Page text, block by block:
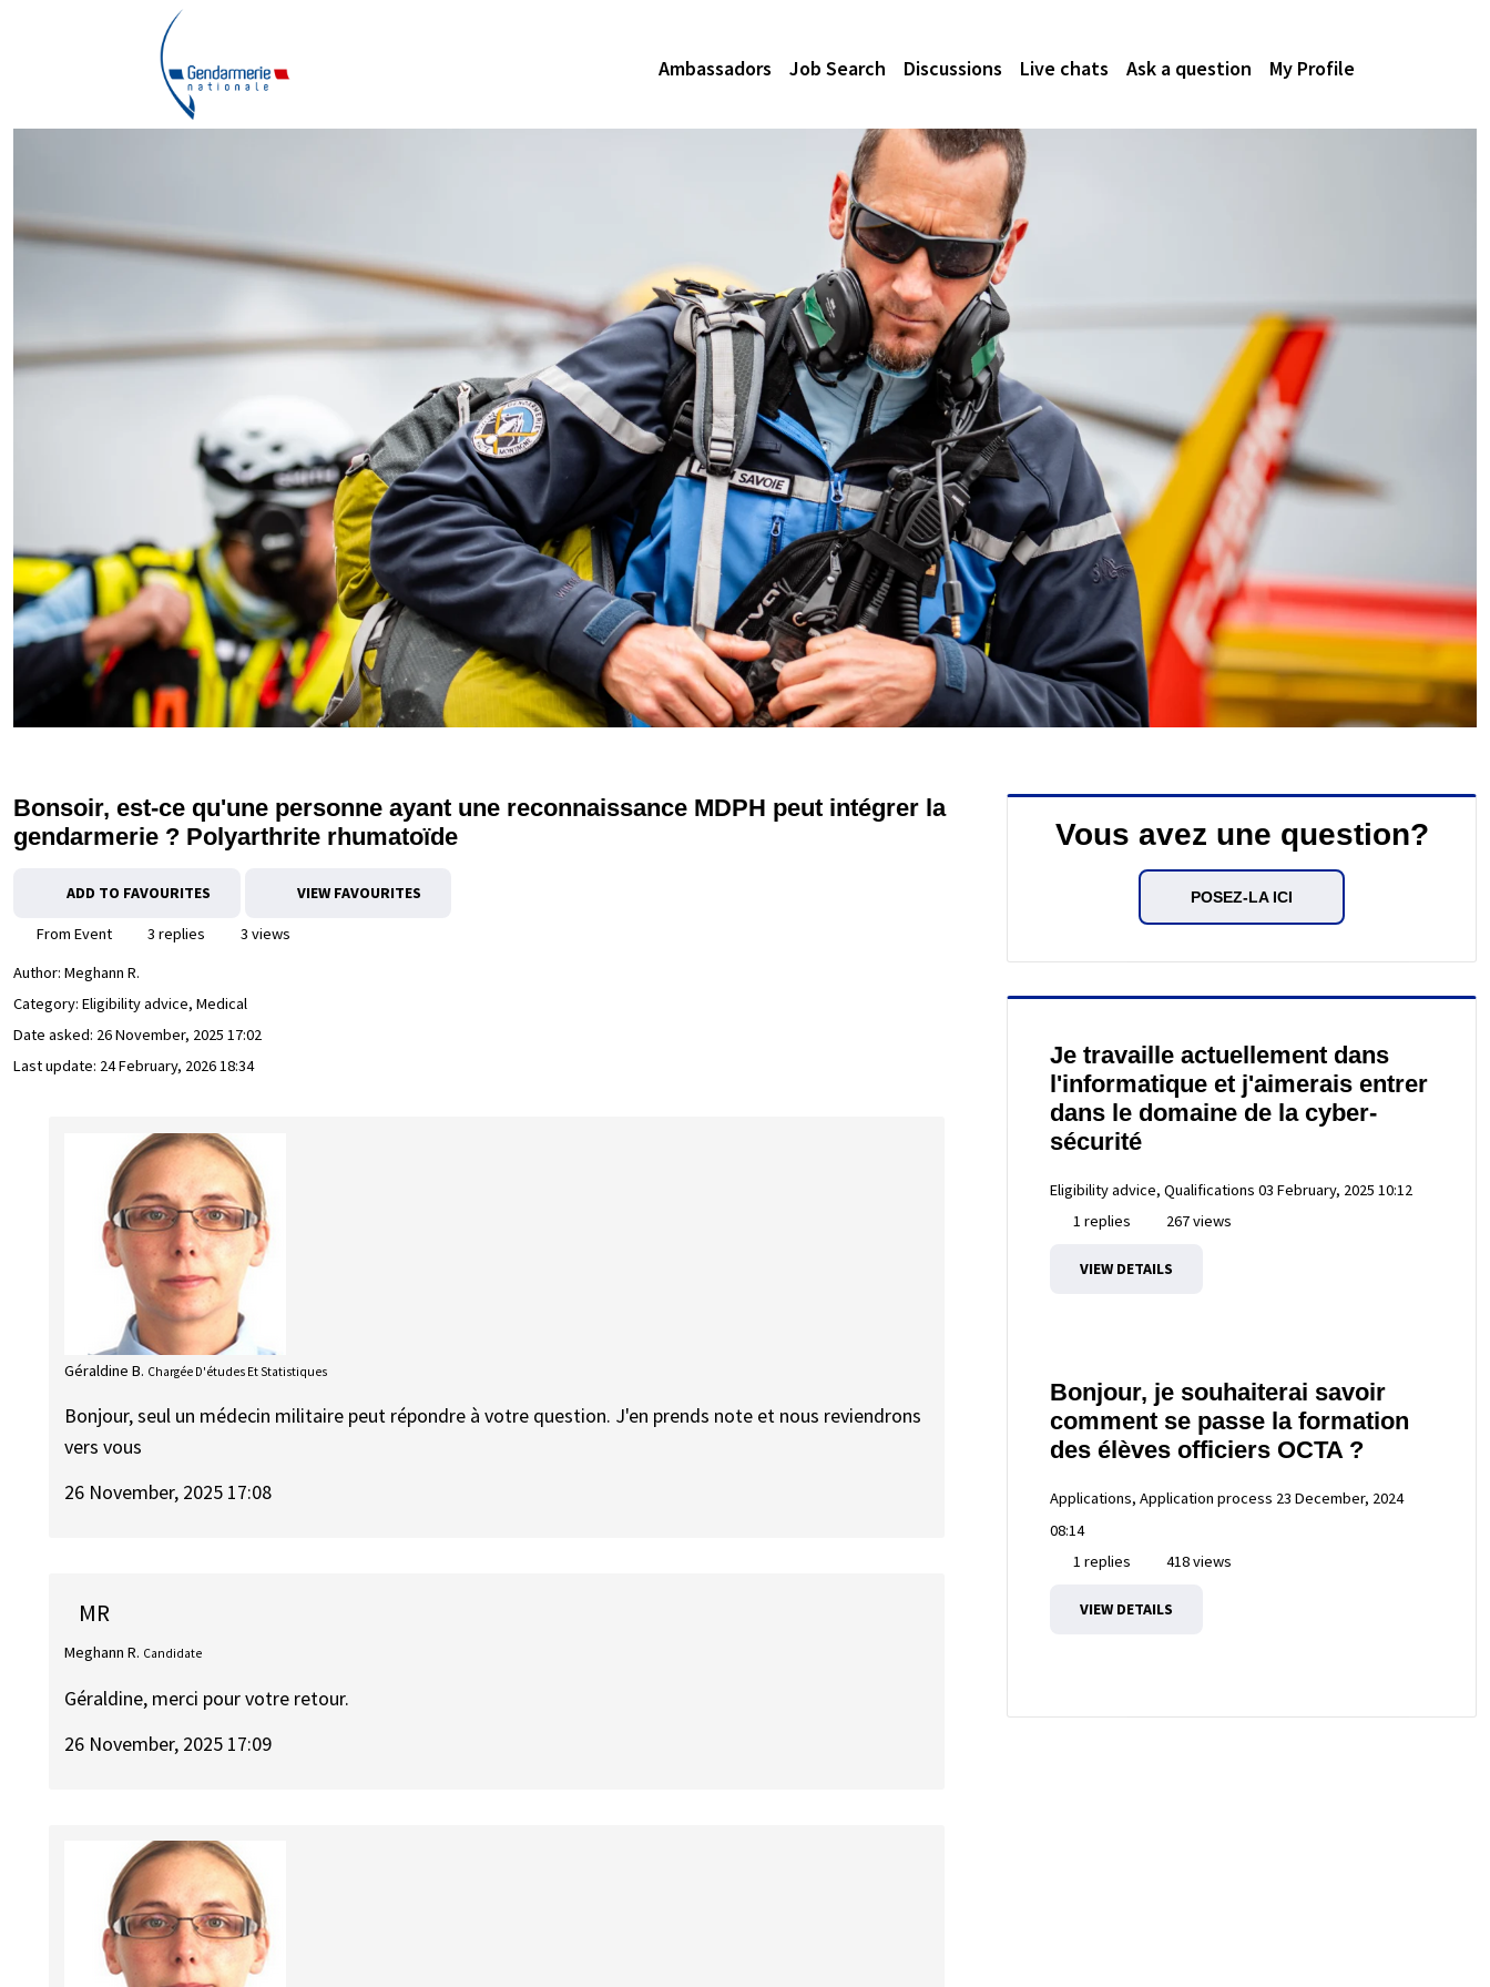
Ambassadors Job Search Discussions Live chats Ask a question My Profile
Bonsoir, est-ce qu'une personne ayant une reconnaissance MDPH peut intégrer la
gendarmerie ? Polyarthrite rhumatoïde
ADD TO FAVOURITES VIEW FAVOURITES
From Event 3 replies
3 views
Author: Meghann R.
Category: Eligibility advice, Medical
Date asked: 26 November, 2025 17:02
Last update: 24 February, 2026 18:34
Géraldine B. Chargée D'études Et Statistiques
Bonjour, seul un médecin militaire peut répondre à votre question. J'en prends note et nous reviendrons
vers vous
26 November, 2025 17:08
MR
Meghann R. Candidate
Géraldine, merci pour votre retour.
26 November, 2025 17:09
Vous avez une question?
POSEZ-LA ICI
Je travaille actuellement dans
l'informatique et j'aimerais entrer
dans le domaine de la cyber-
sécurité
Eligibility advice, Qualifications 03 February, 2025 10:12
1 replies
267 views
VIEW DETAILS
Bonjour, je souhaiterai savoir
comment se passe la formation
des élèves officiers OCTA ?
Applications, Application process 23 December, 2024
08:14
1 replies
418 views
VIEW DETAILS